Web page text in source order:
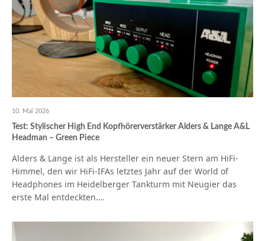
10. Mai 2026
Test: Stylischer High End Kopfhörerverstärker Alders & Lange A&L
Headman – Green Piece
Alders & Lange ist als Hersteller ein neuer Stern am HiFi-
Himmel, den wir HiFi-IFAs letztes Jahr auf der World of
Headphones im Heidelberger Tankturm mit Neugier das
erste Mal entdeckten.…